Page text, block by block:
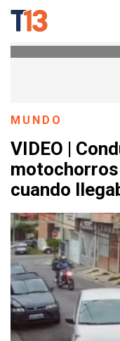
MUNDO
VIDEO |
cuando